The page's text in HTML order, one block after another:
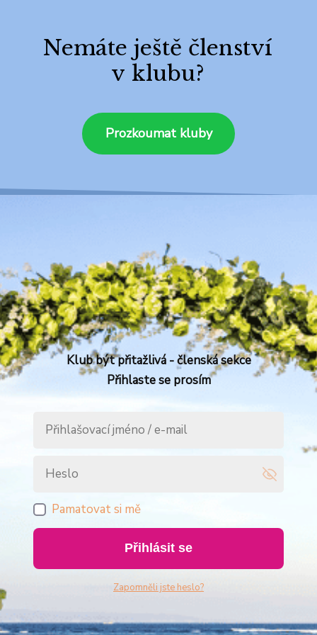
Nemáte ještě členství
v klubu?
Prozkoumat kluby
Klub být přitažlivá - členská sekce
Přihlaste se prosím
Pamatovat si mě
Přihlásit se
Zapomněli jste heslo?